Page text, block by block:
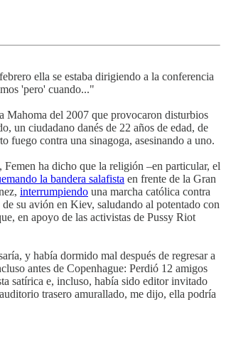
ella se estaba dirigiendo a la conferencia
'pero' cuando..."
Mahoma del 2007 que provocaron disturbios
un ciudadano danés de 22 años de edad, de
fuego contra una sinagoga, asesinando a uno.
ha dicho que la religión –en particular, el
la bandera salafista en frente de la Gran
interrumpiendo una marcha católica contra
su avión en Kiev, saludando al potentado con
en apoyo de las activistas de Pussy Riot
y había dormido mal después de regresar a
antes de Copenhague: Perdió 12 amigos
satírica e, incluso, había sido editor invitado
trasero amurallado, me dijo, ella podría